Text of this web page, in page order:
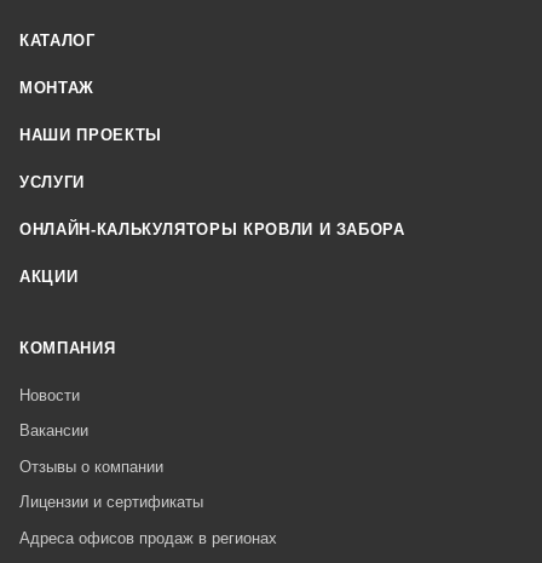
КАТАЛОГ
МОНТАЖ
НАШИ ПРОЕКТЫ
УСЛУГИ
ОНЛАЙН-КАЛЬКУЛЯТОРЫ КРОВЛИ И ЗАБОРА
АКЦИИ
КОМПАНИЯ
Новости
Вакансии
Отзывы о компании
Лицензии и сертификаты
Адреса офисов продаж в регионах